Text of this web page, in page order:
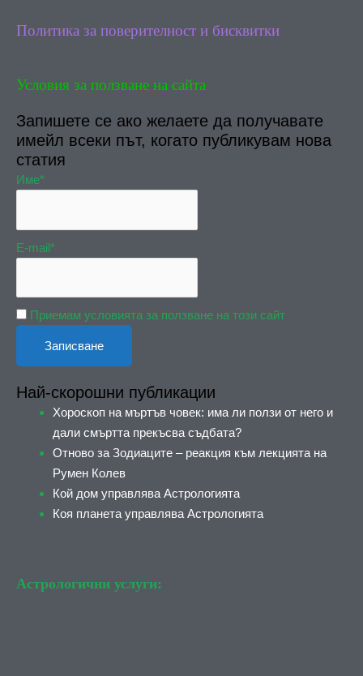
k
Политика за поверителност и бисквитки
Условия за ползване на сайта
Запишете се ако желаете да получавате
имейл всеки път, когато публикувам нова
статия
Име*
E-mail*
Приемам условията за ползване на този сайт
Най-скорошни публикации
Хороскоп на мъртъв човек: има ли ползи от него и
дали смъртта прекъсва съдбата?
Отново за Зодиаците – реакция към лекцията на
Румен Колев
Кой дом управлява Астрологията
Коя планета управлява Астрологията
Астрологични услуги: